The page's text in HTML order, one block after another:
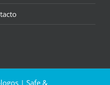
| Safe &